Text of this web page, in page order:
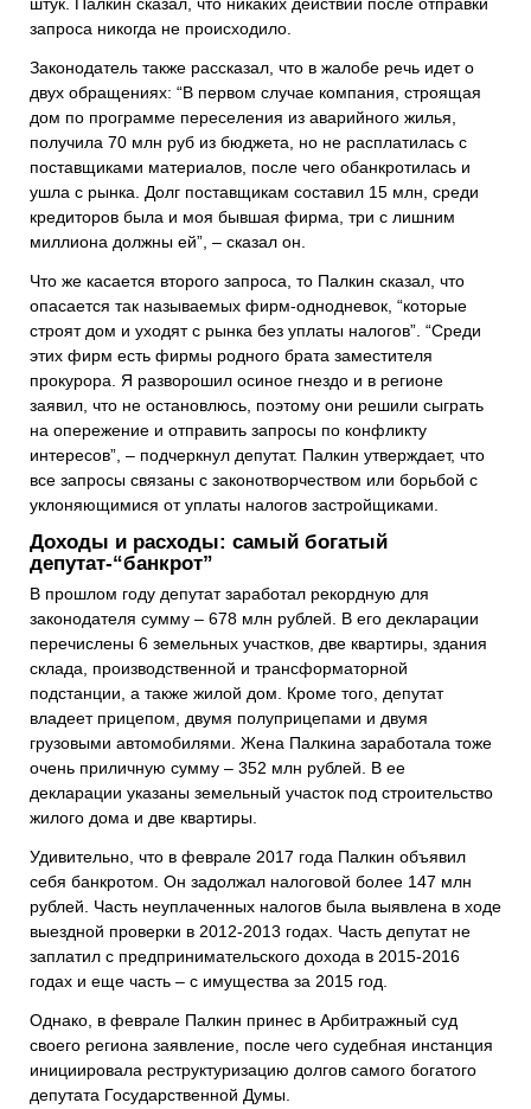
запроса никогда не происходило.
Законодатель также рассказал, что в жалобе речь идет о
двух обращениях: “В первом случае компания, строящая
дом по программе переселения из аварийного жилья,
получила 70 млн руб из бюджета, но не расплатилась с
поставщиками материалов, после чего обанкротилась и
ушла с рынка. Долг поставщикам составил 15 млн, среди
кредиторов была и моя бывшая фирма, три с лишним
миллиона должны ей”, – сказал он.
Что же касается второго запроса, то Палкин сказал, что
опасается так называемых фирм-однодневок, “которые
строят дом и уходят с рынка без уплаты налогов”. “Среди
этих фирм есть фирмы родного брата заместителя
прокурора. Я разворошил осиное гнездо и в регионе
заявил, что не остановлюсь, поэтому они решили сыграть
на опережение и отправить запросы по конфликту
интересов”, – подчеркнул депутат. Палкин утверждает, что
все запросы связаны с законотворчеством или борьбой с
уклоняющимися от уплаты налогов застройщиками.
Доходы и расходы: самый богатый
депутат-“банкрот”
В прошлом году депутат заработал рекордную для
законодателя сумму – 678 млн рублей. В его декларации
перечислены 6 земельных участков, две квартиры, здания
склада, производственной и трансформаторной
подстанции, а также жилой дом. Кроме того, депутат
владеет прицепом, двумя полуприцепами и двумя
грузовыми автомобилями. Жена Палкина заработала тоже
очень приличную сумму – 352 млн рублей. В ее
декларации указаны земельный участок под строительство
жилого дома и две квартиры.
Удивительно, что в феврале 2017 года Палкин объявил
себя банкротом. Он задолжал налоговой более 147 млн
рублей. Часть неуплаченных налогов была выявлена в ходе
выездной проверки в 2012-2013 годах. Часть депутат не
заплатил с предпринимательского дохода в 2015-2016
годах и еще часть – с имущества за 2015 год.
Однако, в феврале Палкин принес в Арбитражный суд
своего региона заявление, после чего судебная инстанция
инициировала реструктуризацию долгов самого богатого
депутата Государственной Думы.